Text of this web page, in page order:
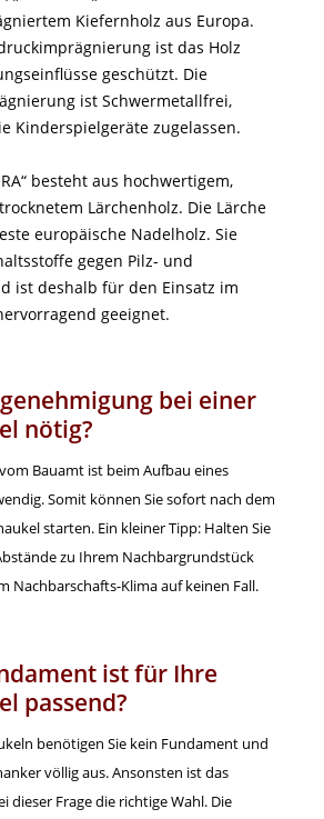
Kiefernholz aus Europa.
ist das Holz
geschützt. Die
ist Schwermetallfrei,
Kinderspielgeräte zugelassen.
besteht aus hochwertigem,
Lärchenholz. Die Lärche
europäische Nadelholz. Sie
gegen Pilz- und
ist deshalb für den Einsatz im
geeignet.
bei einer
nötig?
Bauamt ist beim Aufbau eines
Somit können Sie sofort nach dem
starten. Ein kleiner Tipp: Halten Sie
zu Ihrem Nachbargrundstück
Nachbarschafts-Klima auf keinen Fall.
ist für Ihre
passend?
benötigen Sie kein Fundament und
völlig aus. Ansonsten ist das
dieser Frage die richtige Wahl. Die